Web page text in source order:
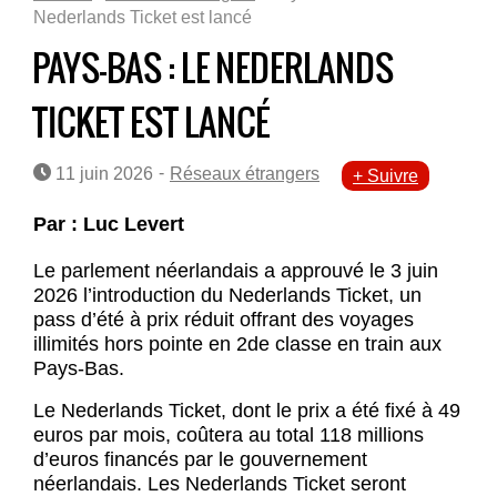
Nederlands Ticket est lancé
PAYS-BAS : LE NEDERLANDS
TICKET EST LANCÉ
11 juin 2026 - Réseaux étrangers + Suivre
Par : Luc Levert
Le parlement néerlandais a approuvé le 3 juin
2026 l’introduction du Nederlands Ticket, un
pass d’été à prix réduit offrant des voyages
illimités hors pointe en 2de classe en train aux
Pays-Bas.
Le Nederlands Ticket, dont le prix a été fixé à 49
euros par mois, coûtera au total 118 millions
d’euros financés par le gouvernement
néerlandais. Les Nederlands Ticket seront